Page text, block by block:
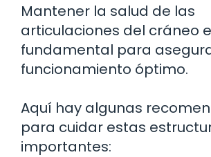
Mantener la salud de las
articulaciones del cráneo
fundamental para
funcionamiento óptimo.
Aquí hay algunas
para cuidar estas
importantes: